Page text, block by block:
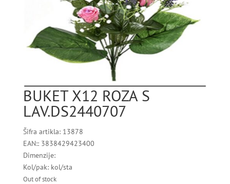
BUKET X12 ROZA S
LAV.DS2440707
Šifra artikla: 13878
EAN:: 3838429423400
Dimenzije:
Kol/pak: kol/sta
Out of stock